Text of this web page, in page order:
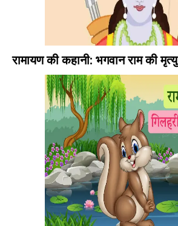
रामायण की कहानी: भगवान राम की मृत्यु